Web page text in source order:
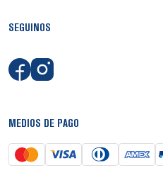
SEGUINOS
MEDIOS DE PAGO